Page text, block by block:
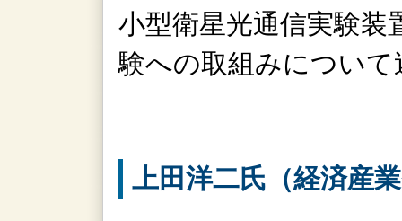
小型衛星光通信実験装
験への取組みについ
上田洋二氏（経済産